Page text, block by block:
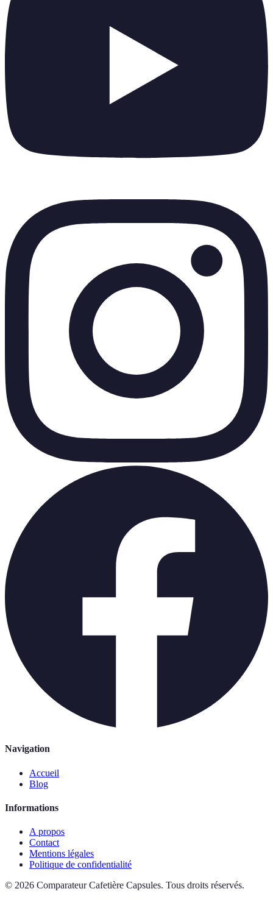
Navigation
Accueil
Blog
Informations
A propos
Contact
Mentions légales
Politique de confidentialité
© 2026 Comparateur Cafetière Capsules. Tous droits réservés.